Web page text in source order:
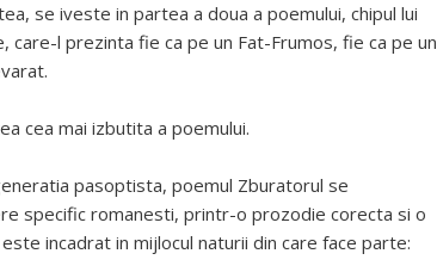
se iveste in partea a doua a poemului, chipul lui
care-l prezinta fie ca pe un Fat-Frumos, fie ca pe un
cea mai izbutita a poemului.
pasoptista, poemul Zburatorul se
specific romanesti, printr-o prozodie corecta si o
incadrat in mijlocul naturii din care face parte: